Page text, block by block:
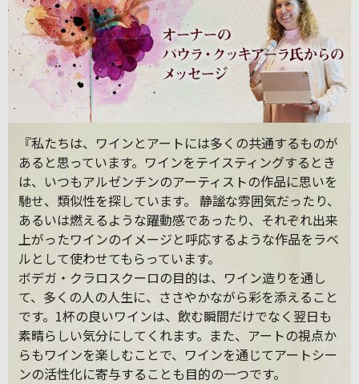
『私たちは、ワインとアートには多くの共通するものが
あると思っています。ワインをテイスティングするとき
は、いつもアルゼンチンのアーティストの作品に思いを
馳せ、類似性を探しています。 静謐な雰囲気だったり、
あるいは燃えるような躍動感であったり、それぞれ出来
上がったワインのイメージと呼応するような作品をラベ
ルとして使わせてもらっています。
ボデガ・クラロスクーロの目的は、ワイン造りを通し
て、多くの人の人生に、ささやかながら彩を添えること
です。1杯の良いワインは、飲む瞬間だけでなく翌日も
素晴らしい気分にしてくれます。また、アートの視点か
らもワインを楽しむことで、ワインを通じてアートシー
ンの活性化に寄与することも目的の一つです。